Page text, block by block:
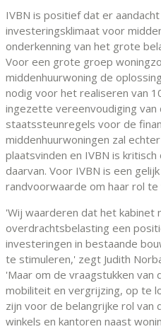
IVBN is positief dat er
investeringsklimaat voor
onderkenning van het grote
Voor een grote groep
middenhuurwoning de
nodig voor het realiseren van
ingezette vereenvoudiging van
staatssteunregels voor de
middenhuurwoningen zal
plaatsvinden en IVBN is
daarvan. Voor IVBN is een
randvoorwaarde om haar rol te
'Wij waarderen dat het kabinet
overdrachtsbelasting een
investeringen in bestaande
te stimuleren,' zegt Judith
'Maar om de vraagstukken
mobiliteit en vergrijzing, op te
zijn voor de belangrijke rol van
winkels en kantoren naast